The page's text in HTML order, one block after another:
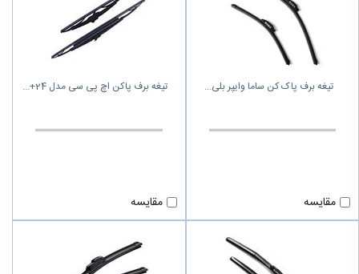
تیغه برف پاک کن ساما وایپر بلی
مقایسه
تیغه برف پاکن اچ پی سی مدل 24+
مقایسه